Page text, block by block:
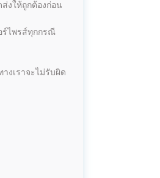
งให้ถูกต้องก่อน
ร์ไพรส์ทุกกรณี
งเราจะไม่รับผิด